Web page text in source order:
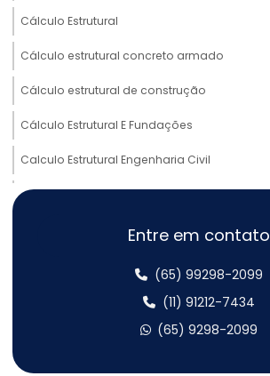
Cálculo Estrutural
Cálculo estrutural concreto armado
Cálculo estrutural de construção
Cálculo Estrutural E Fundações
Calculo Estrutural Engenharia Civil
Cálculo estrutural estrutural metálica
Cálculo Estrutural Galpão Metálico
Cálculo estrutural metálico
Cálculo estrutural mezanino metálico
Cálculo estrutural obras
Entre em contato
(65) 99298-2099
(11) 91212-7434
(65) 9298-2099